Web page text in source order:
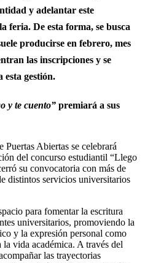
y adelantar este
feria. De esta forma, se busca
producirse en febrero, mes
las inscripciones y se
esta gestión.
y te cuento” premiará a sus
Abiertas se celebrará
del concurso estudiantil “Llego
su convocatoria con más de
distintos servicios universitarios
para fomentar la escritura
universitarios, promoviendo la
y la expresión personal como
vida académica. A través del
las trayectorias